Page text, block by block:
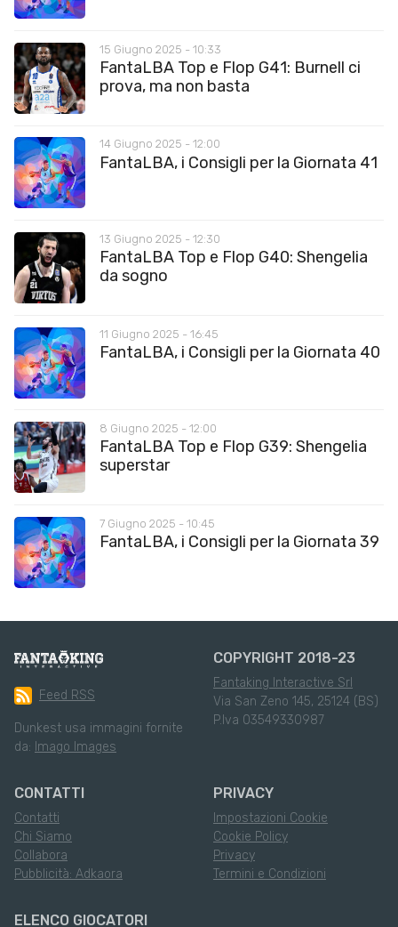
15 Giugno 2025 - 10:33
FantaLBA Top e Flop G41: Burnell ci
prova, ma non basta
14 Giugno 2025 - 12:00
FantaLBA, i Consigli per la Giornata 41
13 Giugno 2025 - 12:30
FantaLBA Top e Flop G40: Shengelia
da sogno
11 Giugno 2025 - 16:45
FantaLBA, i Consigli per la Giornata 40
8 Giugno 2025 - 12:00
FantaLBA Top e Flop G39: Shengelia
superstar
7 Giugno 2025 - 10:45
FantaLBA, i Consigli per la Giornata 39
Feed RSS
Dunkest usa immagini fornite
da: Imago Images
COPYRIGHT 2018-23
Fantaking Interactive Srl
Via San Zeno 145, 25124 (BS)
P.Iva 03549330987
CONTATTI
Contatti
Chi Siamo
Collabora
Pubblicità: Adkaora
PRIVACY
Impostazioni Cookie
Cookie Policy
Privacy
Termini e Condizioni
ELENCO GIOCATORI